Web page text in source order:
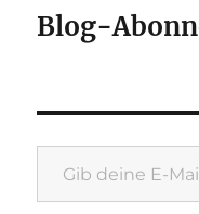
Blog-
Gib deine E-Mail-Adresse ein ...